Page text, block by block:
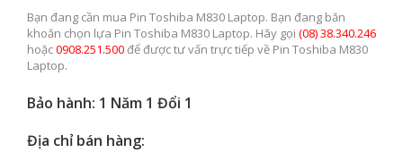
Bạn đang cần mua Pin Toshiba M830 Laptop. Bạn đang băn
khoăn chọn lựa Pin Toshiba M830 Laptop. Hãy gọi (08) 38.340.246
hoặc0908.251.500để được tư vấn trực tiếp về Pin Toshiba M830
Laptop.
Bảo hành: 1 Năm 1 Đổi 1
Địa chỉ bán hàng: